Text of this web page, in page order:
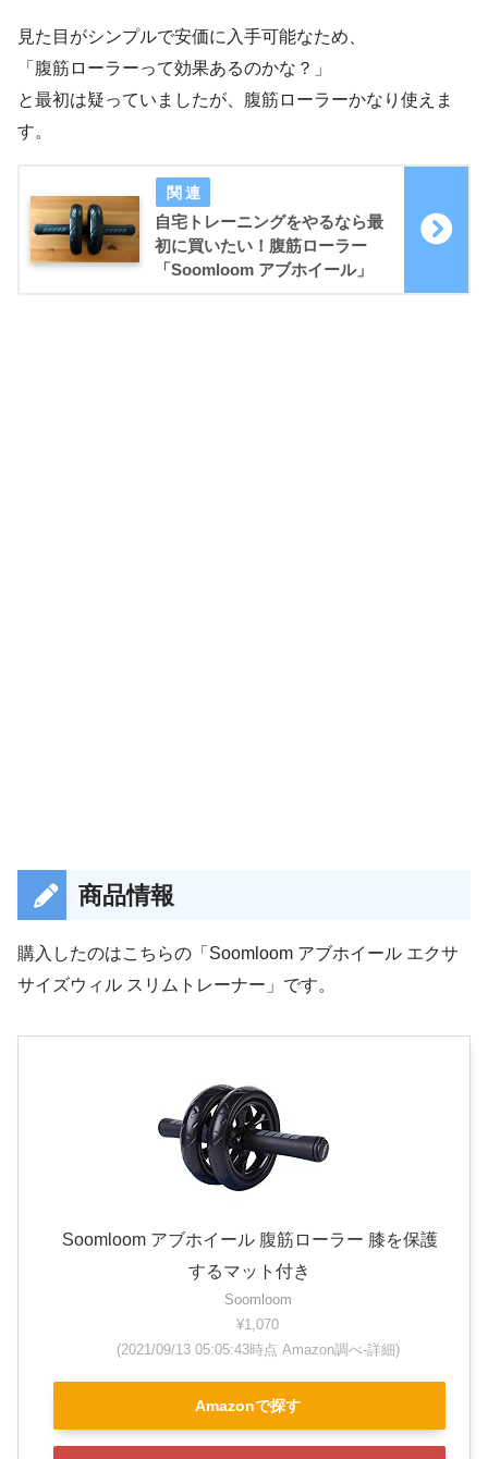
見た目がシンプルで安価に入手可能なため、
「腹筋ローラーって効果あるのかな？」
と最初は疑っていましたが、腹筋ローラーかなり使えま
す。
自宅トレーニングをやるなら最
初に買いたい！腹筋ローラー
「Soomloom アブホイール」
商品情報
購入したのはこちらの「Soomloom アブホイール エクサ
サイズウィル スリムトレーナー」です。
Soomloom アブホイール 腹筋ローラー 膝を保護
するマット付き
Soomloom
¥1,070
(2021/09/13 05:05:43時点 Amazon調べ-詳細)
Amazonで探す